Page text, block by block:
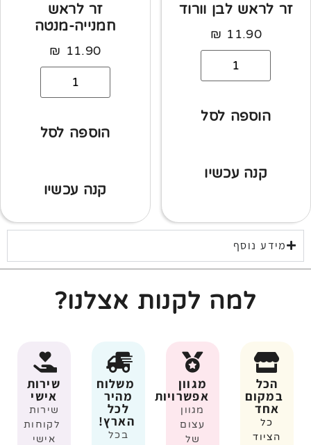
זר לראש לבן וורוד
11.90
₪
הוספה לסל
קנה עכשיו
זר לראש
חמנייה-מנטה
11.90
₪
הוספה לסל
קנה עכשיו
מידע נוסף
למה לקנות אצלנו?
הכל
במקום
אחד
כל
הציוד
מגוון
אפשרויות
מגוון
עצום
של
משלוח
מהיר
לכל
הארץ!
בכל
שירות
אישי
שירות
לקוחות
אישי